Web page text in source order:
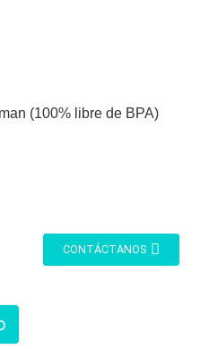
(100% libre de BPA)
CONTÁCTANOS